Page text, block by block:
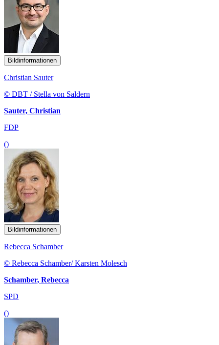
Bildinformationen
Christian Sauter
© DBT / Stella von Saldern
Sauter, Christian
FDP
()
Bildinformationen
Rebecca Schamber
© Rebecca Schamber/ Karsten Molesch
Schamber, Rebecca
SPD
()